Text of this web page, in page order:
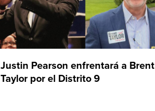
Justin Pearson enfrentará a Brent
Taylor por el Distrito 9